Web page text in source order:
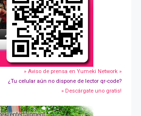
» Aviso de prensa en Yumeki Network »
¿Tu celular aún no dispone de lector qr-code?
» Descárgate uno gratis!